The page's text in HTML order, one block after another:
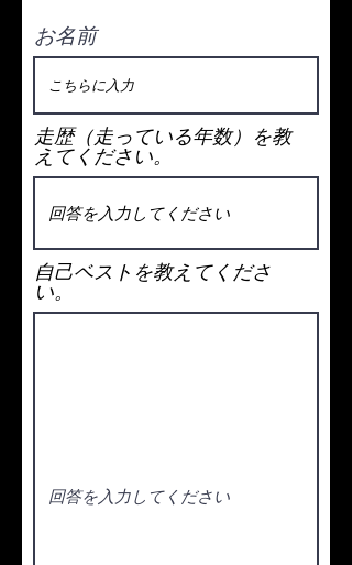
お名前
走歴（走っている年数）を教
えてください。
自己ベストを教えてくださ
い。